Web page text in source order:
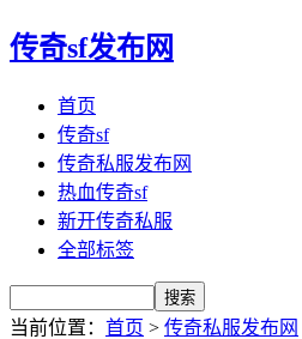
传奇sf发布网
首页
传奇sf
传奇私服发布网
热血传奇sf
新开传奇私服
全部标签
当前位置： 首页 > 传奇私服发布网